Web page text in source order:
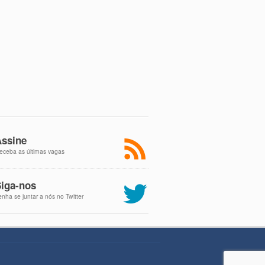
as últimas vagas
nos
se juntar a nós no Twitter